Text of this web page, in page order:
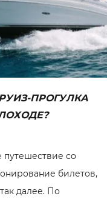
ПРОГУЛКА
путешествие со
билетов,
далее. По